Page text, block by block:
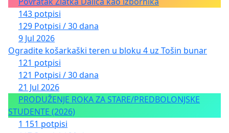
143 potpisi
129 Potpisi / 30 dana
9 Jul 2026
Ogradite košarkaški teren u bloku 4 uz Tošin bunar
121 potpisi
121 Potpisi / 30 dana
21 Jul 2026
PRODUŽENJE ROKA ZA STARE/PREDBOLONJSKE
STUDENTE (2026)
1 151 potpisi